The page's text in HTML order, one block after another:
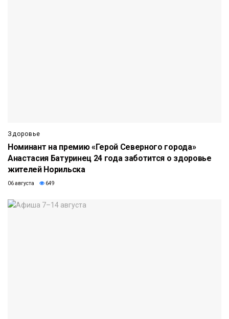
Здоровье
Номинант на премию «Герой Северного города»
Анастасия Батуринец 24 года заботится о здоровье
жителей Норильска
06 августа 649